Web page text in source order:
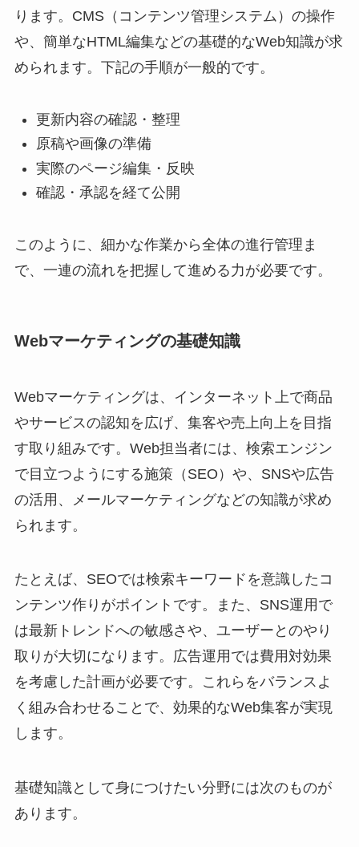
ります。CMS（コンテンツ管理システム）の操作
や、簡単なHTML編集などの基礎的なWeb知識が求
められます。下記の手順が一般的です。
更新内容の確認・整理
原稿や画像の準備
実際のページ編集・反映
確認・承認を経て公開
このように、細かな作業から全体の進行管理ま
で、一連の流れを把握して進める力が必要です。
Webマーケティングの基礎知識
Webマーケティングは、インターネット上で商品
やサービスの認知を広げ、集客や売上向上を目指
す取り組みです。Web担当者には、検索エンジン
で目立つようにする施策（SEO）や、SNSや広告
の活用、メールマーケティングなどの知識が求め
られます。
たとえば、SEOでは検索キーワードを意識したコ
ンテンツ作りがポイントです。また、SNS運用で
は最新トレンドへの敏感さや、ユーザーとのやり
取りが大切になります。広告運用では費用対効果
を考慮した計画が必要です。これらをバランスよ
く組み合わせることで、効果的なWeb集客が実現
します。
基礎知識として身につけたい分野には次のものが
あります。